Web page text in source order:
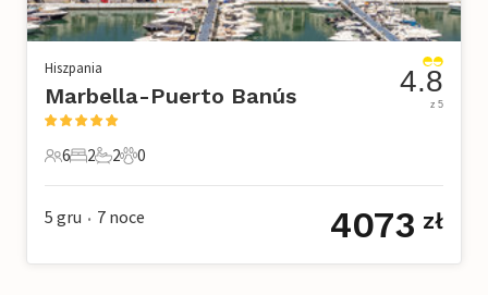
Hiszpania
Marbella-Puerto Banús
6 Goście
6
2 Sypialnie
2
2 Łazienki
2
0 Zwierzęta domowe
0
4.8
z 5
5 gru • 7 noce 4073 zł